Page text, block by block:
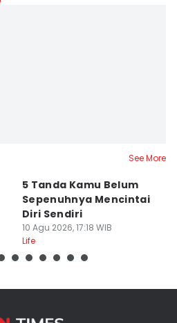
See More
5 Tanda Kamu Belum
Sepenuhnya Mencintai
Diri Sendiri
10 Agu 2026, 17:18 WIB
Life